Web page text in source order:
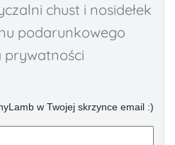
chust i nosidełek
podarunkowego
prywatności
w Twojej skrzynce email :)